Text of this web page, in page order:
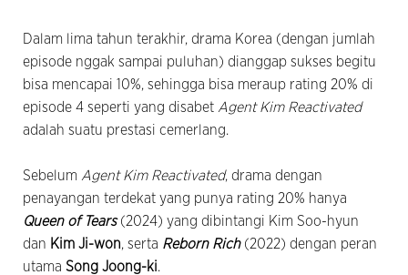
Dalam lima tahun terakhir, drama Korea (dengan jumlah
episode nggak sampai puluhan) dianggap sukses begitu
bisa mencapai 10%, sehingga bisa meraup rating 20% di
episode 4 seperti yang disabet Agent Kim Reactivated
adalah suatu prestasi cemerlang.
Sebelum Agent Kim Reactivated, drama dengan
penayangan terdekat yang punya rating 20% hanya
Queen of Tears(2024) yang dibintangi Kim Soo-hyun
dan Kim Ji-won, serta Reborn Rich(2022) dengan peran
utama Song Joong-ki.